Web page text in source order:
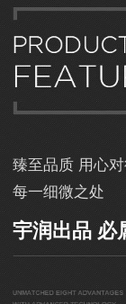
臻至品质 用心
每一细微之处
宇润出品 必